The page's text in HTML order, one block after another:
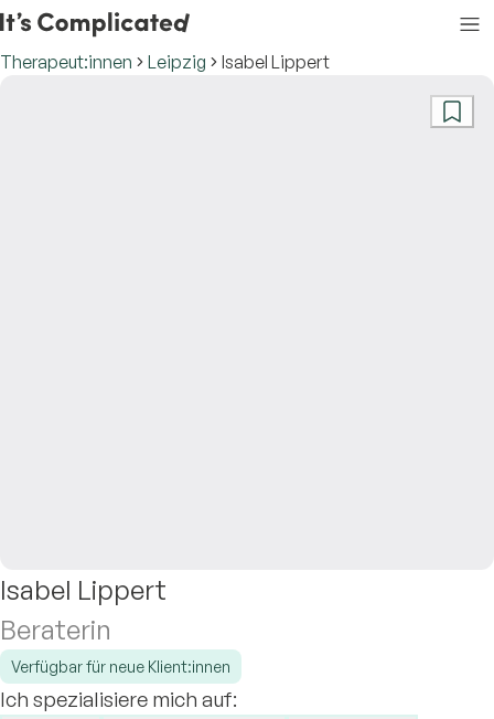
Therapeut:innen Leipzig Isabel Lippert
Isabel Lippert
Beraterin
Verfügbar für neue Klient:innen
Ich spezialisiere mich auf: